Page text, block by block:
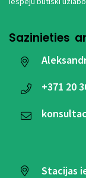
Sazinieties
+371 20
Stacijas